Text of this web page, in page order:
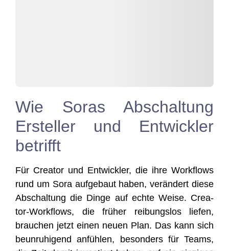
Wie Soras Abschaltung
Ersteller und Entwickler
betrifft
Für Crea­tor und Ent­wick­ler, die ihre Work­flows
rund um Sora auf­ge­baut haben, ver­än­dert die­se
Abschal­tung die Din­ge auf ech­te Wei­se. Crea­
tor-Work­flows, die frü­her rei­bungs­los lie­fen,
brau­chen jetzt einen neu­en Plan. Das kann sich
beun­ru­hi­gend anfüh­len, beson­ders für Teams,